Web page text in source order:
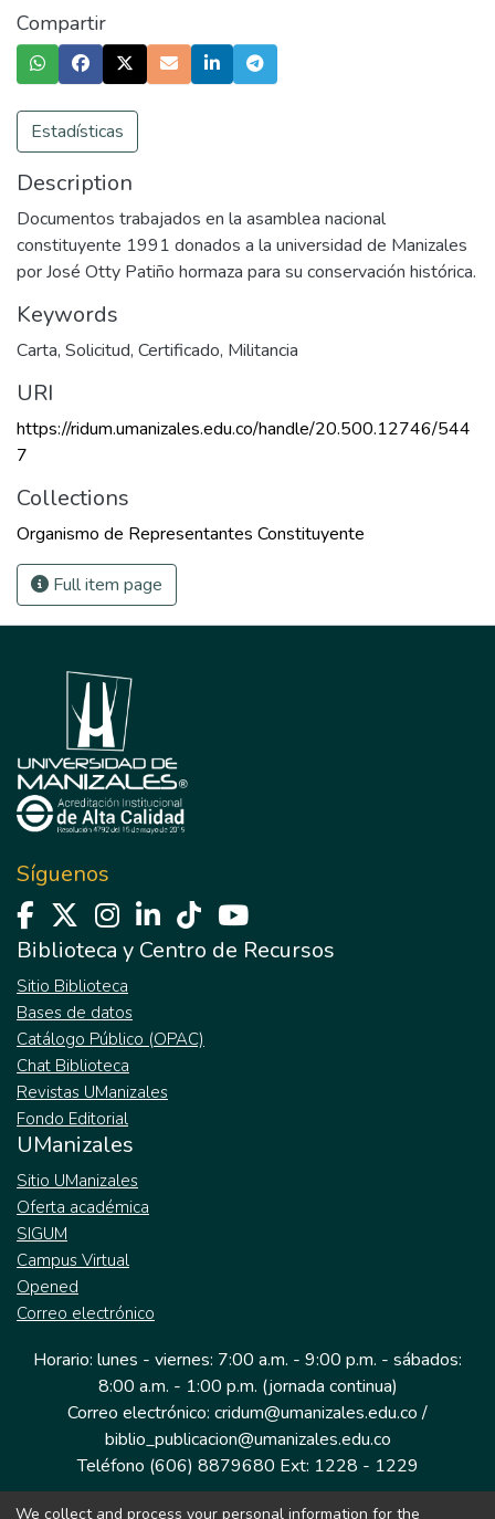
Compartir
Estadísticas
Description
Documentos trabajados en la asamblea nacional
constituyente 1991 donados a la universidad de Manizales
por José Otty Patiño hormaza para su conservación histórica.
Keywords
Carta, Solicitud, Certificado, Militancia
URI
https://ridum.umanizales.edu.co/handle/20.500.12746/544
7
Collections
Organismo de Representantes Constituyente
Full item page
Síguenos
Biblioteca y Centro de Recursos
Sitio Biblioteca
Bases de datos
Catálogo Público (OPAC)
Chat Biblioteca
Revistas UManizales
Fondo Editorial
UManizales
Sitio UManizales
Oferta académica
SIGUM
Campus Virtual
Opened
Correo electrónico
Horario: lunes - viernes: 7:00 a.m. - 9:00 p.m. - sábados:
8:00 a.m. - 1:00 p.m. (jornada continua)
Correo electrónico: cridum@umanizales.edu.co /
biblio_publicacion@umanizales.edu.co
Teléfono (606) 8879680 Ext: 1228 - 1229
We collect and process your personal information for the